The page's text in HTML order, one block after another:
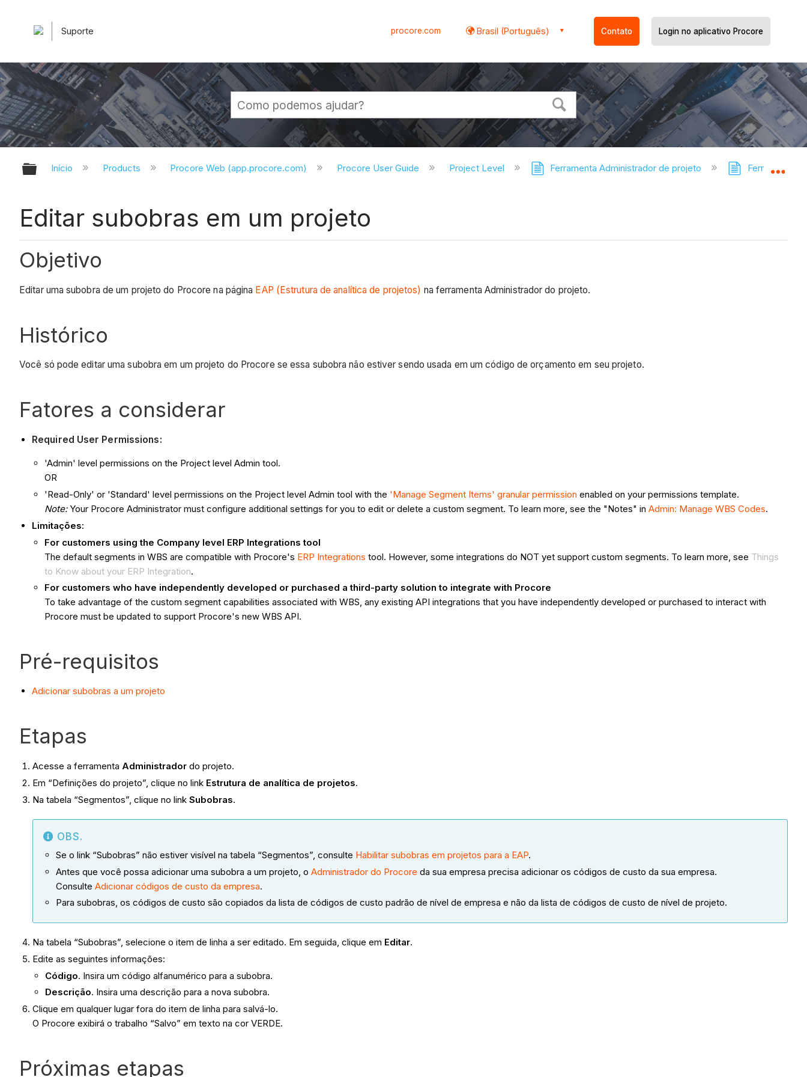
Suporte procore.com Brasil (Português) Contato Login no aplicativo Procore
Expandir/recolher hierarquia global
Início Products Procore Web (app.procore.com) Procore User Guide Project Level Ferramenta Administrador de projeto Ferramenta
Editar subobras em um projeto
Objetivo
Editar uma subobra de um projeto do Procore na página EAP (Estrutura de analítica de projetos) na ferramenta Administrador do projeto.
Histórico
Você só pode editar uma subobra em um projeto do Procore se essa subobra não estiver sendo usada em um código de orçamento em seu projeto.
Fatores a considerar
Required User Permissions:
'Admin' level permissions on the Project level Admin tool.
OR
'Read-Only' or 'Standard' level permissions on the Project level Admin tool with the 'Manage Segment Items' granular permission enabled on your permissions template.
Note:Your Procore Administrator must configure additional settings for you to edit or delete a custom segment. To learn more, see the "Notes" in Admin: Manage WBS Codes.
Limitações:
For customers using the Company level ERP Integrations tool
The default segments in WBS are compatible with Procore's ERP Integrations tool. However, some integrations do NOT yet support custom segments. To learn more, see Things
to Know about your ERP Integration.
For customers who have independently developed or purchased a third-party solution to integrate with Procore
To take advantage of the custom segment capabilities associated with WBS, any existing API integrations that you have independently developed or purchased to interact with
Procore must be updated to support Procore's new WBS API.
Pré-requisitos
Adicionar subobras a um projeto
Etapas
Acesse a ferramenta Administrador do projeto.
Em “Definições do projeto”, clique no link Estrutura de analítica de projetos.
Na tabela “Segmentos”, clique no linkSubobras.
OBS.
Se o link “Subobras” não estiver visível na tabela “Segmentos”, consulte Habilitar subobras em projetos para a EAP.
Antes que você possa adicionar uma subobra a um projeto, oAdministrador do Procore da sua empresa precisa adicionar os códigos de custo da sua empresa.
ConsulteAdicionar códigos de custo da empresa.
Para subobras, os códigos de custo são copiados da lista de códigos de custo padrão de nível de empresa e não da lista de códigos de custo de nível de projeto.
Na tabela “Subobras”, selecione o item de linha a ser editado. Em seguida, clique em Editar.
Edite as seguintes informações:
Código. Insira um código alfanumérico para a subobra.
Descrição. Insira uma descrição para a nova subobra.
Clique em qualquer lugar fora do item de linha para salvá-lo.
O Procore exibirá o trabalho “Salvo” em texto na cor VERDE.
Próximas etapas